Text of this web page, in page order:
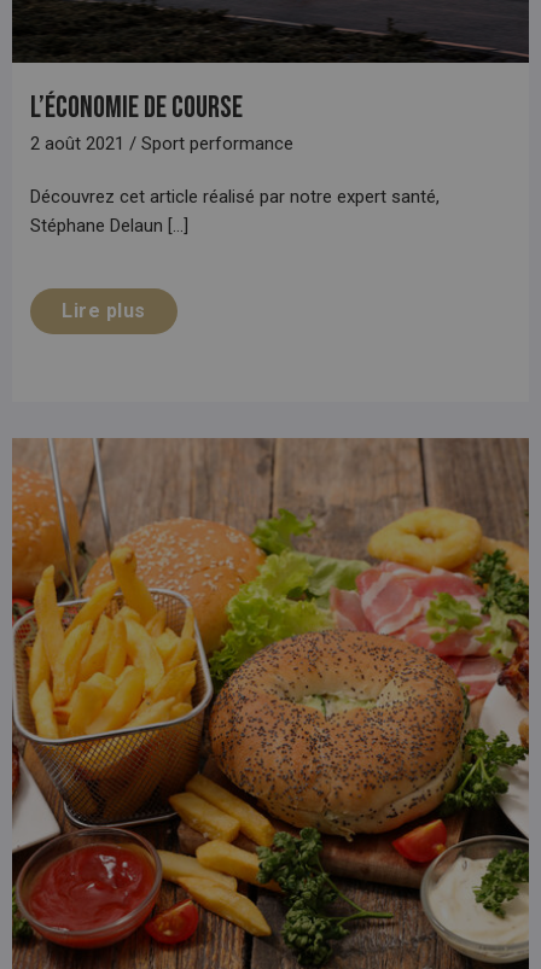
L’économie de course
2 août 2021 / Sport performance
Découvrez cet article réalisé par notre expert santé,
Stéphane Delaun [...]
Lire plus